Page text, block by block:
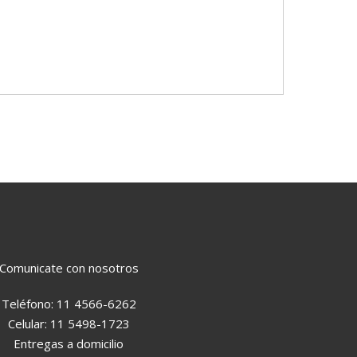
Comunicate con nosotros
Teléfono: 11 4566-6262
Celular: 11 5498-1723
Entregas a domicilio